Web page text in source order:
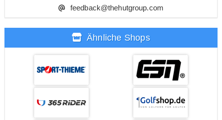
feedback@thehutgroup.com
Ähnliche Shops